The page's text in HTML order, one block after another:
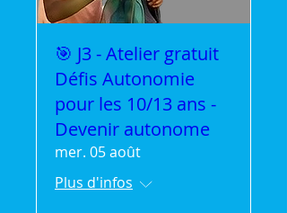
🎯 J3 - Atelier gratuit
Défis Autonomie
pour les 10/13 ans -
Devenir autonome
mer. 05 août
Plus d'infos